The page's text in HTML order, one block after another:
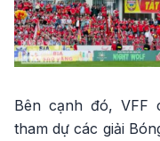
Bên cạnh đó, VFF
tham dự các giải